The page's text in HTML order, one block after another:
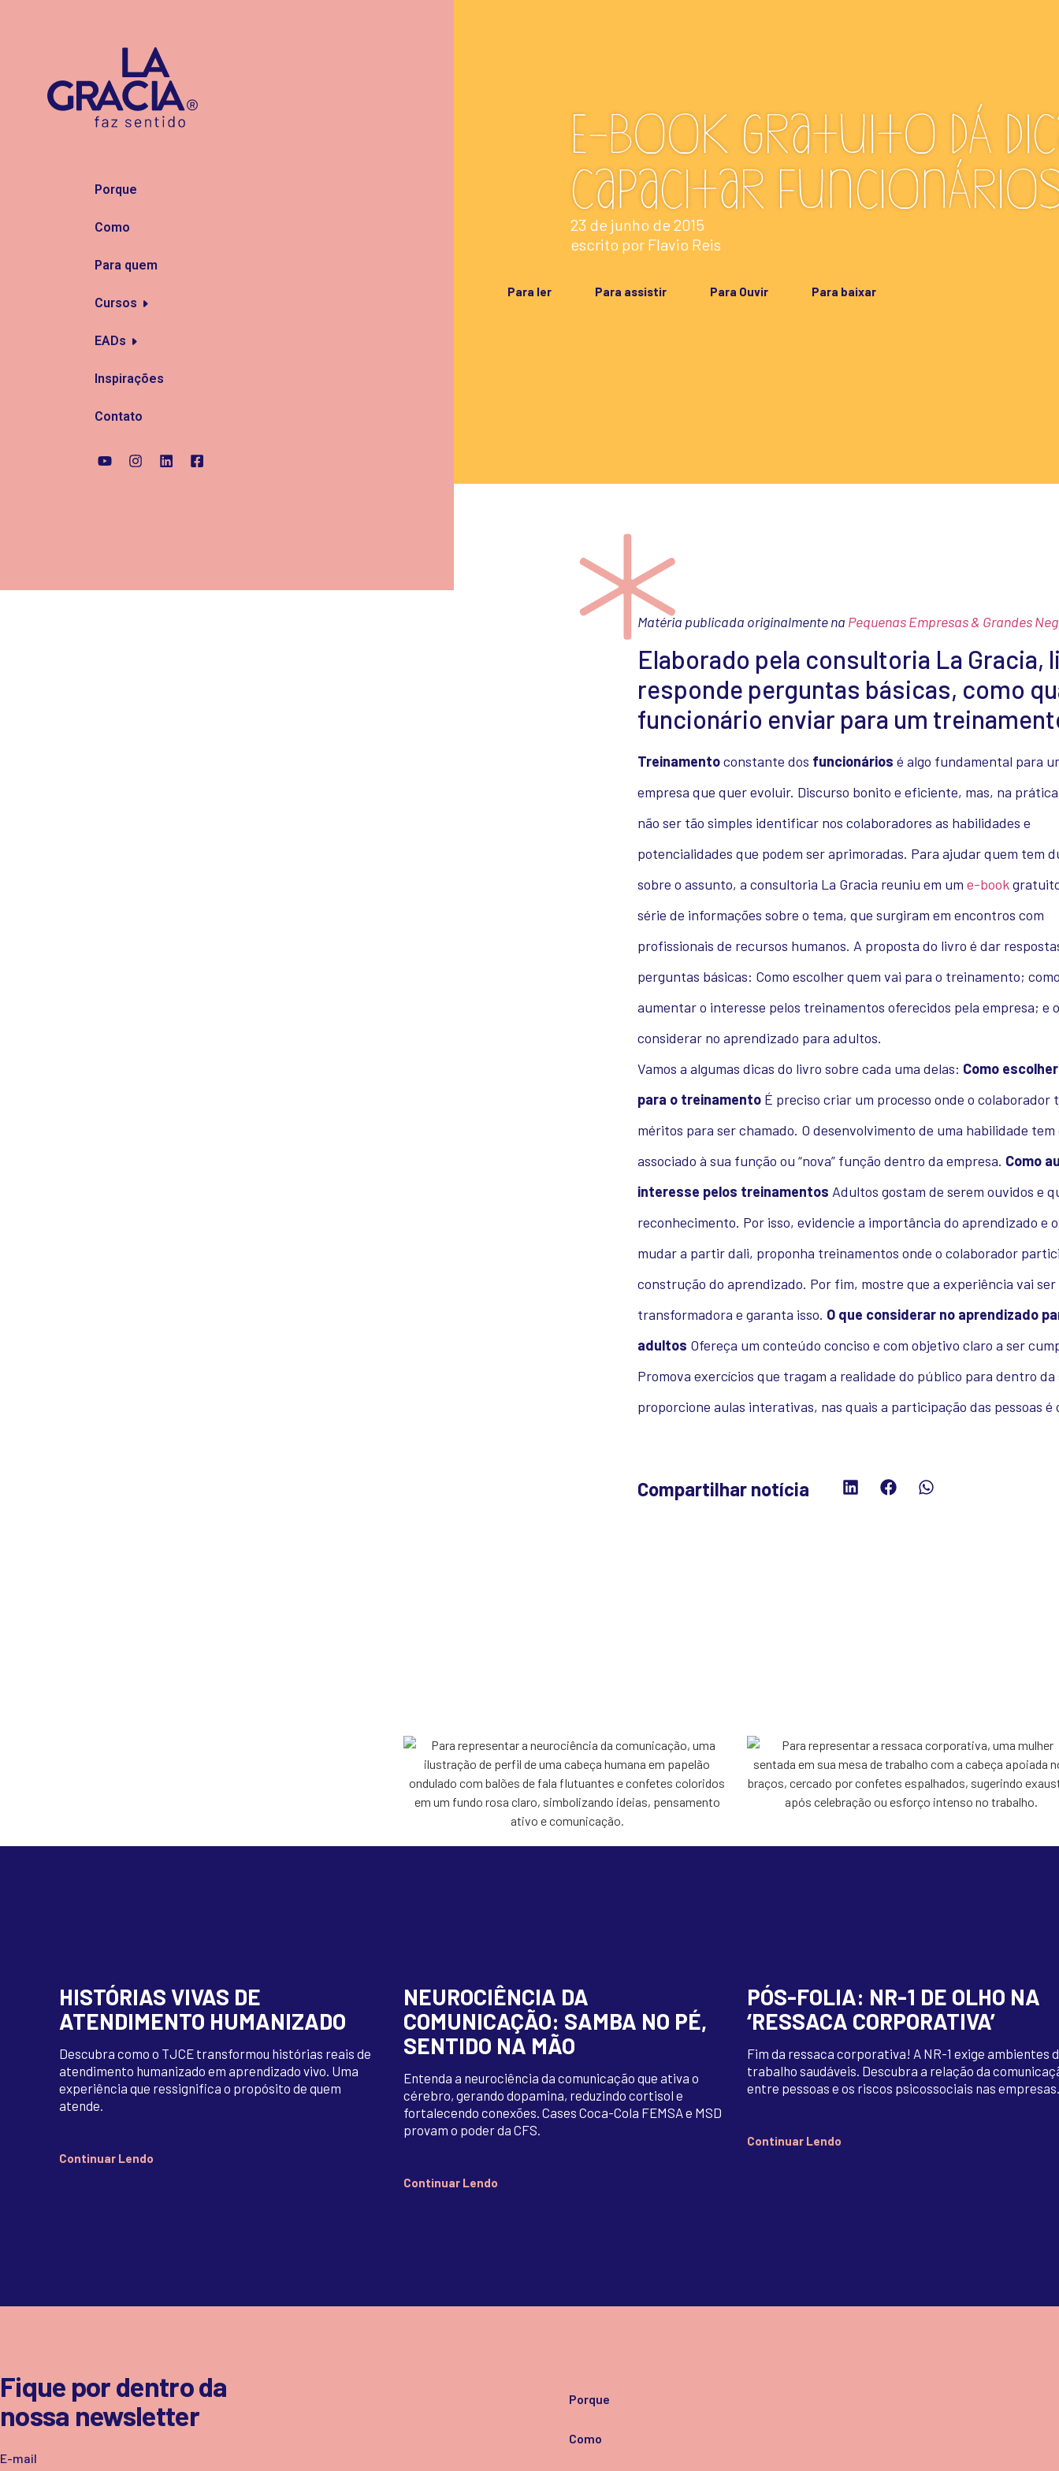
Porque
Como
Para quem
Cursos
EADs
Inspirações
Contato
E-book gratuito dá
capacitar
23 de junho de 2015
escrito por Flavio Reis
Para ler Para assistir Para Ouvir Para baixar
Matéria publicada originalmente na Pequenas Empresas & Grandes
Elaborado pela consultoria La Gracia,
responde perguntas básicas, como
funcionário enviar para um
Treinamentoconstante dos funcionários é algo fundamental para
empresa que quer evoluir. Discurso bonito e eficiente, mas, na
não ser tão simples identificar nos colaboradores as habilidades e
potencialidades que podem ser aprimoradas. Para ajudar quem tem
sobre o assunto, a consultoria La Gracia reuniu em um e-book
série de informações sobre o tema, que surgiram em encontros com
profissionais de recursos humanos. A proposta do livro é dar
perguntas básicas: Como escolher quem vai para o treinamento;
aumentar o interesse pelos treinamentos oferecidos pela empresa; e
considerar no aprendizado para adultos.
Vamos a algumas dicas do livro sobre cada uma delas: Como
para o treinamento É preciso criar um processo onde o colaborador
méritos para ser chamado. O desenvolvimento de uma habilidade
associado à sua função ou “nova” função dentro da empresa. Como
interesse pelos treinamentos Adultos gostam de serem ouvidos e
reconhecimento. Por isso, evidencie a importância do aprendizado e
mudar a partir dali, proponha treinamentos onde o colaborador
construção do aprendizado. Por fim, mostre que a experiência vai ser
transformadora e garanta isso. O que considerar no aprendizado
adultos Ofereça um conteúdo conciso e com objetivo claro a ser
Promova exercícios que tragam a realidade do público para dentro da
proporcione aulas interativas, nas quais a participação das pessoas é
Compartilhar notícia
HISTÓRIAS VIVAS DE
ATENDIMENTO HUMANIZADO
Descubra como o TJCE transformou histórias reais de
atendimento humanizado em aprendizado vivo. Uma
experiência que ressignifica o propósito de quem
atende.
Continuar Lendo
NEUROCIÊNCIA DA
COMUNICAÇÃO: SAMBA NO PÉ,
SENTIDO NA MÃO
Entenda a neurociência da comunicação que ativa o
cérebro, gerando dopamina, reduzindo cortisol e
fortalecendo conexões. Cases Coca-Cola FEMSA e MSD
provam o poder da CFS.
Continuar Lendo
PÓS-FOLIA: NR-1 DE OLHO NA
‘RESSACA CORPORATIVA’
Fim da ressaca corporativa! A NR-1 exige ambientes
trabalho saudáveis. Descubra a relação da
entre pessoas e os riscos psicossociais nas
Continuar Lendo
Fique por dentro da
nossa newsletter
E-mail
Porque
Como